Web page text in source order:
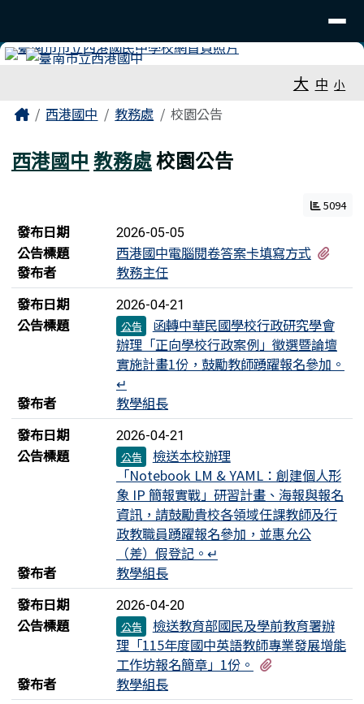
大 中 小
主內容區域
Home西港國中 教務處 校園公告
西港國中 教務處校園公告
5094
新聞列表
發布日期 2026-05-05
公告標題 西港國中電腦閱卷答案卡填寫方式
發布者
教務主任
發布日期
2026-04-21
公告標題 公告
函轉中華民國學校行政研究學會
辦理「正向學校行政案例」徵選暨論壇
實施計畫1份，鼓勵教師踴躍報名參加。
↵
發布者
教學組長
發布日期
2026-04-21
公告標題 公告
檢送本校辦理
「Notebook LM & YAML：創建個人形
象 IP 簡報實戰」研習計畫、海報與報名
資訊，請鼓勵貴校各領域任課教師及行
政教職員踴躍報名參加，並惠允公
（差）假登記。↵
發布者
教學組長
發布日期
2026-04-20
公告標題 公告
檢送教育部國民及學前教育署辦
理「115年度國中英語教師專業發展增能
工作坊報名簡章」1份。
發布者
教學組長
頁尾區域